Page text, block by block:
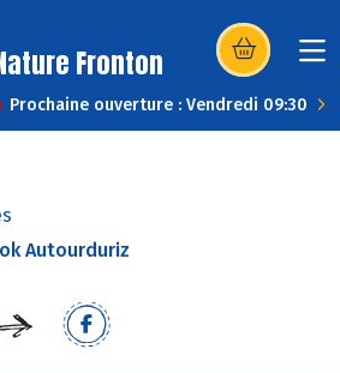
Fronton (s’ouvre dans
Prochaine ouverture : Vendredi 09:30
Autourduriz